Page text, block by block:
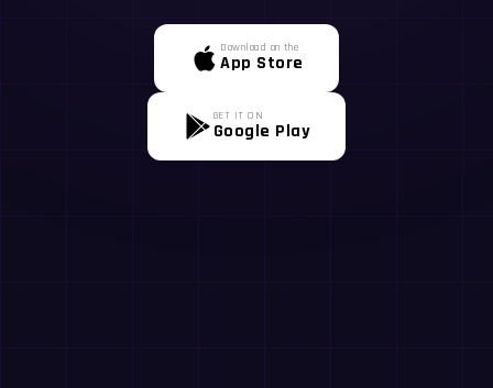
Download on the
App Store
GET IT ON
Google Play